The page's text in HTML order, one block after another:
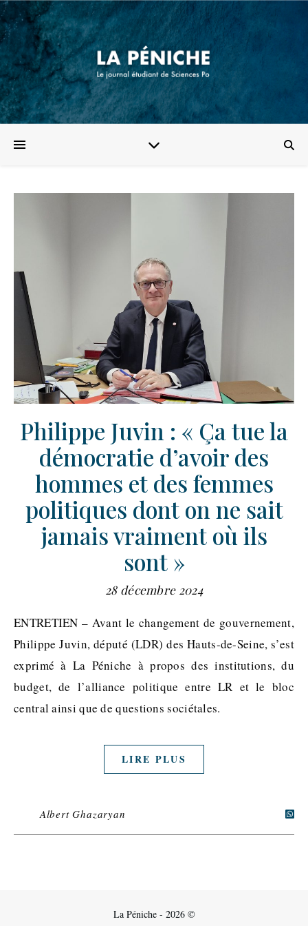
Philippe Juvin : « Ça tue la
démocratie d’avoir des
hommes et des femmes
politiques dont on ne sait
jamais vraiment où ils
sont »
28 décembre 2024
ENTRETIEN – Avant le changement de gouvernement,
Philippe Juvin, député (LDR) des Hauts-de-Seine, s’est
exprimé à La Péniche à propos des institutions, du
budget, de l’alliance politique entre LR et le bloc
central ainsi que de questions sociétales.
LIRE PLUS
Albert Ghazaryan
La Péniche - 2026 ©